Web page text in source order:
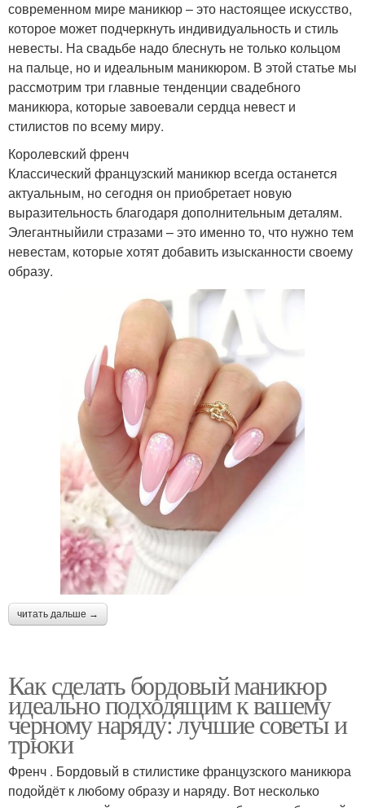
современном мире маникюр – это настоящее искусство,
которое может подчеркнуть индивидуальность и стиль
невесты. На свадьбе надо блеснуть не только кольцом
на пальце, но и идеальным маникюром. В этой статье мы
рассмотрим три главные тенденции свадебного
маникюра, которые завоевали сердца невест и
стилистов по всему миру.
Королевский френч
Классический французский маникюр всегда останется
актуальным, но сегодня он приобретает новую
выразительность благодаря дополнительным деталям.
Элегантныйили стразами – это именно то, что нужно тем
невестам, которые хотят добавить изысканности своему
образу.
читать дальше →
Как сделать бордовый маникюр
идеально подходящим к вашему
черному наряду: лучшие советы и
трюки
Френч . Бордовый в стилистике французского маникюра
подойдёт к любому образу и наряду. Вот несколько